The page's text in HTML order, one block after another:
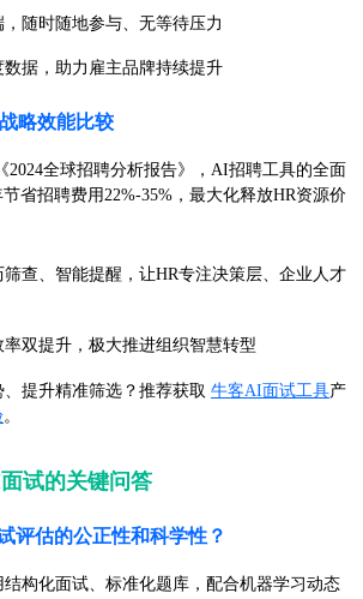
随时随地参与、无等待压力
据，助力雇主品牌持续提升
略效能比较
2024全球招聘分析报告》，AI招聘工具的全面
省招聘费用22%-35%，最大化释放HR资源价
查、智能提醒，让HR专注决策层、企业人才
双提升，极大推进组织智慧转型
提升精准筛选？推荐获取 牛客AI面试工具产
。
试的关键问答
评估的公正性和科学性？
构化面试、标准化题库，配合机器学习动态